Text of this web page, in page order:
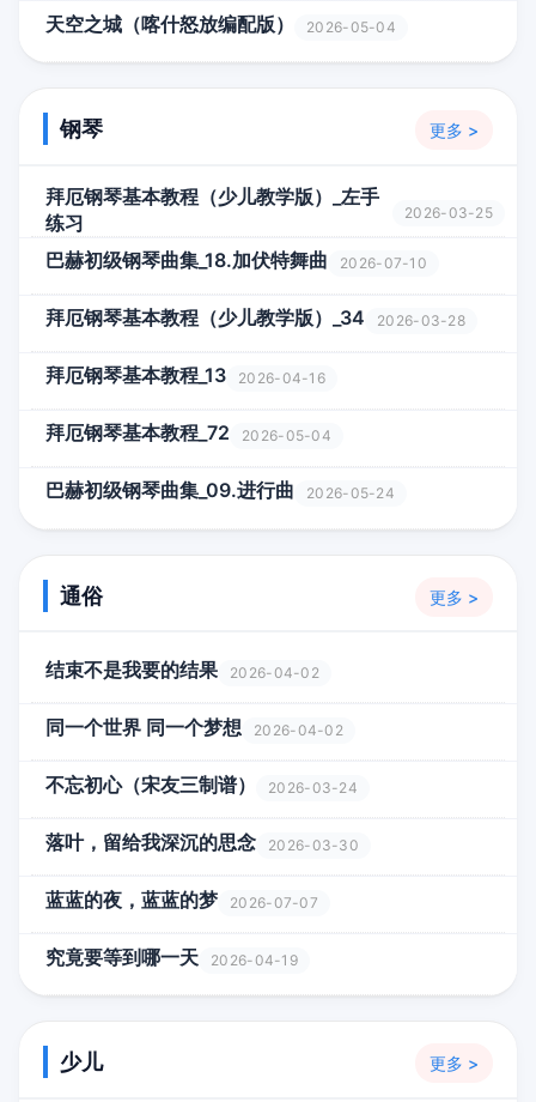
天空之城（喀什怒放编配版） 2026-05-04
钢琴 更多 >
拜厄钢琴基本教程（少儿教学版）_左手
练习
2026-03-25
巴赫初级钢琴曲集_18.加伏特舞曲 2026-07-10
拜厄钢琴基本教程（少儿教学版）_34 2026-03-28
拜厄钢琴基本教程_13 2026-04-16
拜厄钢琴基本教程_72 2026-05-04
巴赫初级钢琴曲集_09.进行曲 2026-05-24
通俗 更多 >
结束不是我要的结果 2026-04-02
同一个世界 同一个梦想 2026-04-02
不忘初心（宋友三制谱） 2026-03-24
落叶，留给我深沉的思念 2026-03-30
蓝蓝的夜，蓝蓝的梦 2026-07-07
究竟要等到哪一天 2026-04-19
少儿 更多 >